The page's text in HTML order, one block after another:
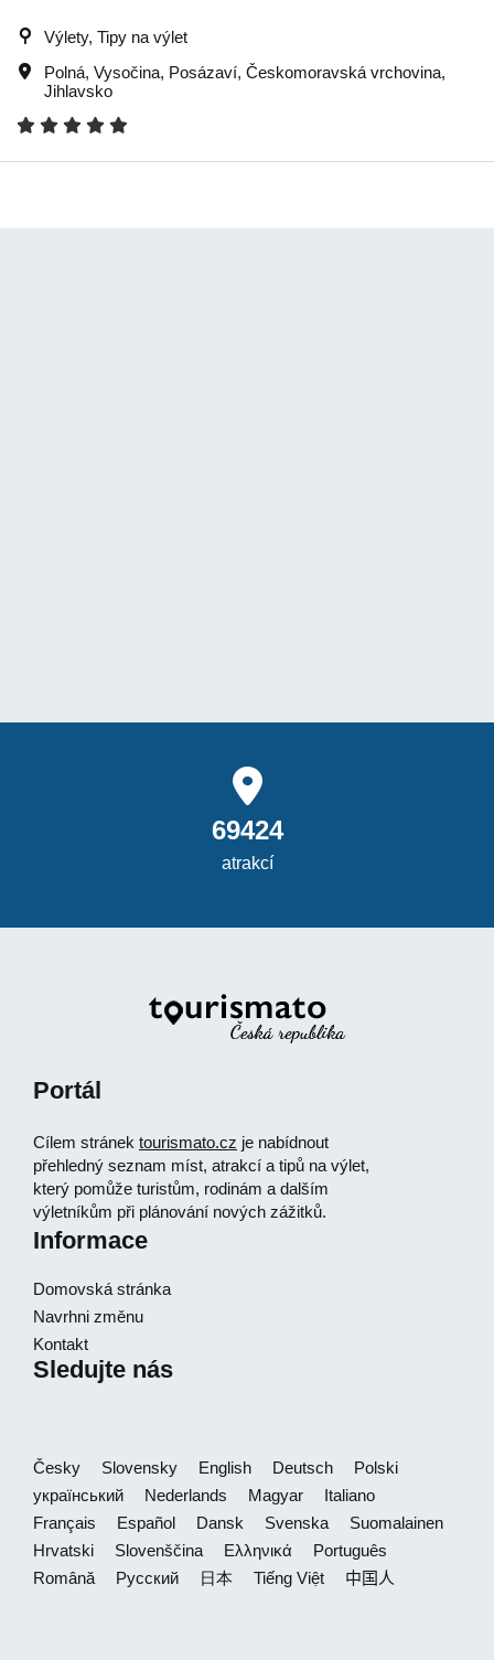
Výlety, Tipy na výlet
Polná, Vysočina, Posázaví, Českomoravská vrchovina,
Jihlavsko
69424
atrakcí
Portál
Cílem stránek tourismato.cz je nabídnout
přehledný seznam míst, atrakcí a tipů na výlet,
který pomůže turistům, rodinám a dalším
výletníkům při plánování nových zážitků.
Informace
Domovská stránka
Navrhni změnu
Kontakt
Sledujte nás
Česky Slovensky English Deutsch
Polski
український
Nederlands Magyar
Italiano
Français
Español Dansk Svenska
Suomalainen
Hrvatski
Slovenščina Ελληνικά
Português
Română
Русский 日本 Tiếng Việt 中国人